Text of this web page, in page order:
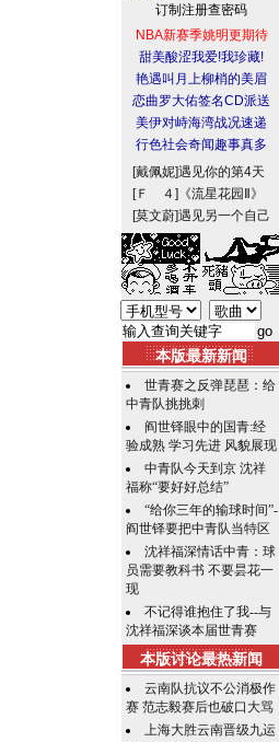
NBA新赛季姚明更期待
甜美酸涩我爱!我珍藏!
艳遇叫月上柳梢的美眉
恋曲罗大佑签名CD派送
美伊对峙海湾战况速递
行色社会奇闻趣事真多
[戴佩妮]遇见你的第4天
[Ｆ ４] 《流星花园Ⅱ》
[莫文蔚]遇见另一个自己
本版最新新闻
世青赛之反弹琵琶：给
中青队挑挑刺
阎世铎眼中的国青:经
验成熟 学习先进 风貌展现
中青队今天到京 沈祥
福称“要好好总结”
“给你三年的输球时间”-
阎世铎要把中青队当特区
沈祥福深情话中青：球
员需要教科书 不要昙花一
现
不记得谁抱住了我--与
沈祥福深谈本届世青赛
本版讨论最热新闻
云南队抗议不公消极作
赛 范志毅赛后也破口大骂
上海大胜云南晋级九运